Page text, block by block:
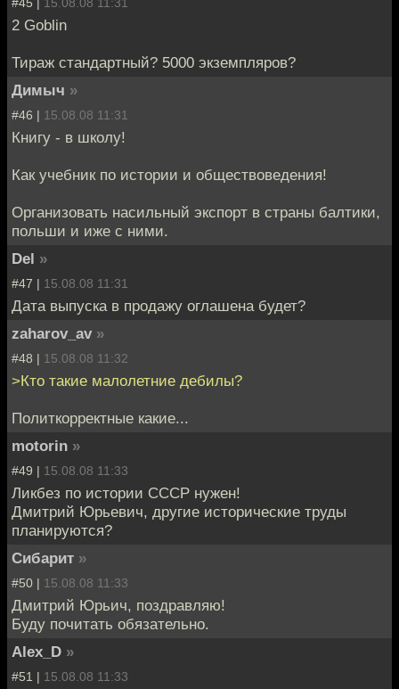
2 Goblin
Тираж стандартный? 5000 экземпляров?
Димыч »
#46 | 15.08.08 11:31
Книгу - в школу!
Как учебник по истории и обществоведения!
Организовать насильный экспорт в страны балтики,
польши и иже с ними.
Del »
#47 | 15.08.08 11:31
Дата выпуска в продажу оглашена будет?
zaharov_av »
#48 | 15.08.08 11:32
>Кто такие малолетние дебилы?
Политкорректные какие...
motorin »
#49 | 15.08.08 11:33
Ликбез по истории СССР нужен!
Дмитрий Юрьевич, другие исторические труды
планируются?
Сибарит »
#50 | 15.08.08 11:33
Дмитрий Юрьич, поздравляю!
Буду почитать обязательно.
Alex_D »
#51 | 15.08.08 11:33